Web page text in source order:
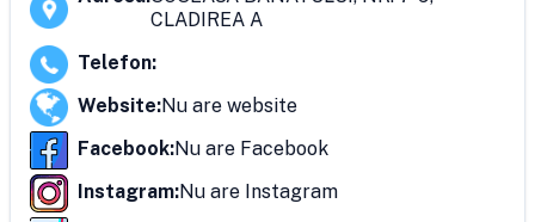
CLADIREA A
Telefon:
Website:Nu are website
Facebook:Nu are Facebook
Instagram:Nu are Instagram